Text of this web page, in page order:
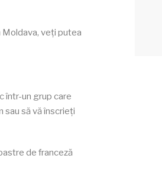
Moldava, veți putea
într-un grup care
sau să vă înscrieți
de franceză